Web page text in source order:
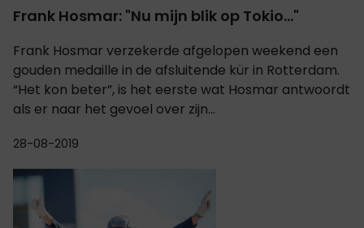
Frank Hosmar: "Nu mijn blik op Tokio..."
Frank Hosmar verzekerde afgelopen weekend een
gouden medaille in de afsluitende kür in Rotterdam.
“Het kon beter”, is het eerste wat Hosmar antwoordt
als er naar het gevoel over zijn...
28-08-2019